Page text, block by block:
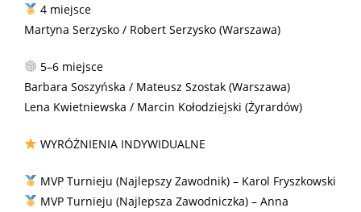
4 miejsce
Martyna Serzysko / Robert Serzysko (Warszawa)
5–6 miejsce
Barbara Soszyńska / Mateusz Szostak (Warszawa)
Lena Kwietniewska / Marcin Kołodziejski (Żyrardów)
WYRÓŻNIENIA INDYWIDUALNE
MVP Turnieju (Najlepszy Zawodnik) – Karol Fryszkowski
MVP Turnieju (Najlepsza Zawodniczka) – Anna